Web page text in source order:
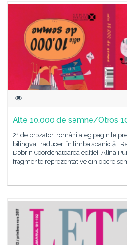
Alte 10.000 de semne/Otros
21 de prozatori români aleg paginile
bilingvă Traduceri în limba spaniolă :
Dobrin Coordonatoarea ediției: Alina
fragmente reprezentative din opere